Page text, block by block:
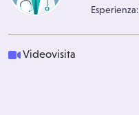
Esperienza:
Videovisita